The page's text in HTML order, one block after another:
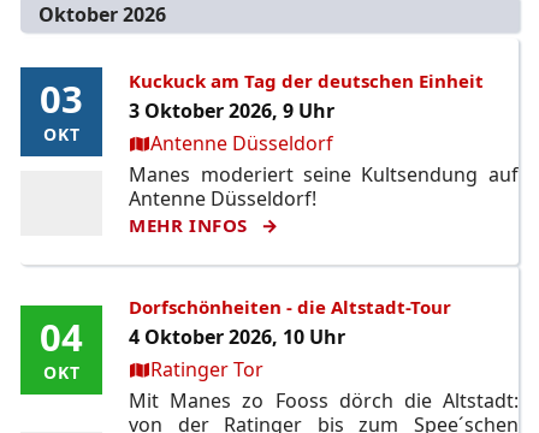
Oktober 2026
03
OKT
03
OKT
Kuckuck am Tag der deutschen Einheit
3 Oktober 2026, 9 Uhr
Ort:Antenne Düsseldorf
Manes moderiert seine Kultsendung auf
Antenne Düsseldorf!
MEHR INFOS
04
OKT
04
OKT
Dorfschönheiten - die Altstadt-Tour
4 Oktober 2026, 10 Uhr
Ort:Ratinger Tor
Mit Manes zo Fooss dörch die Altstadt:
von der Ratinger bis zum Spee´schen